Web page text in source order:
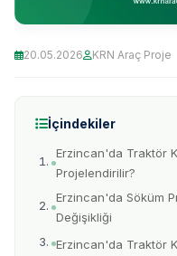
20.05.2026 KRN Araç Proje
İçindekiler
Erzincan'da Traktör
Projelendirilir?
Erzincan'da Söküm
Değişikliği
Erzincan'da Traktör